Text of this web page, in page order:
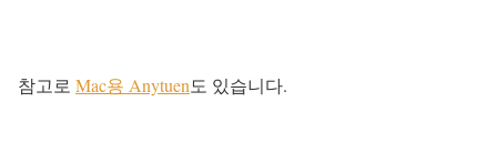
참고로 Mac용 Anytuen도 있습니다.